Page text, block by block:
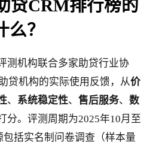
贷CRM排行榜的
？
测机构联合多家助贷行业协
贷机构的实际使用反馈，从价
、 系统稳定性、 售后服务、 数
分。评测周期为2025年10月至
包括实名制问卷调查（样本量